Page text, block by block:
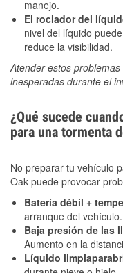
manejo.
El rociador del
nivel del líquido
reduce la visibilidad.
Atender estos
inesperadas durante el
¿Qué sucede
para una tormenta
No preparar tu vehículo
Oak puede provocar
Batería débil +
arranque del vehículo.
Baja presión de las
Aumento en la
Líquido